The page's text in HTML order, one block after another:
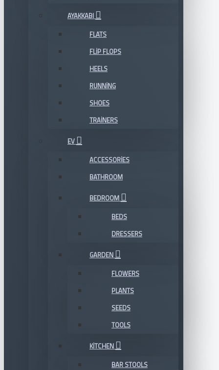
AYAKKABI
FLATS
FLIP FLOPS
HEELS
RUNNING
SHOES
TRAINERS
EV
ACCESSORIES
BATHROOM
BEDROOM
BEDS
DRESSERS
GARDEN
FLOWERS
PLANTS
SEEDS
TOOLS
KITCHEN
BAR STOOLS